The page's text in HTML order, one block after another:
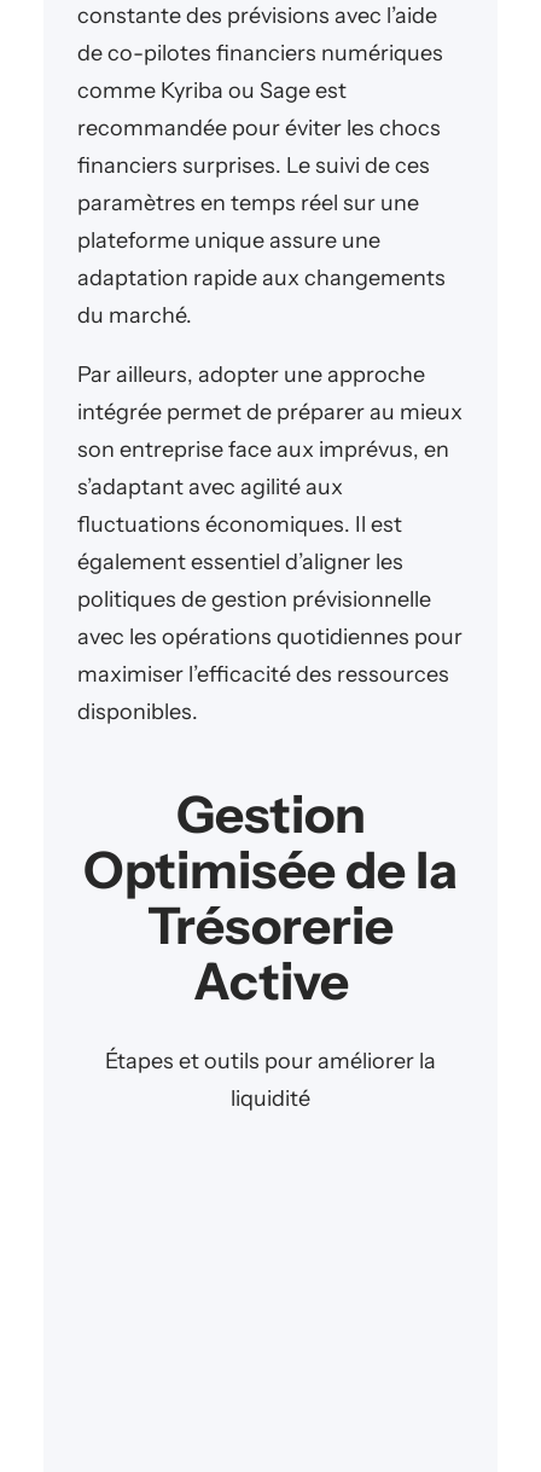
constante des prévisions avec l’aide
de co-pilotes financiers numériques
comme Kyriba ou Sage est
recommandée pour éviter les chocs
financiers surprises. Le suivi de ces
paramètres en temps réel sur une
plateforme unique assure une
adaptation rapide aux changements
du marché.
Par ailleurs, adopter une approche
intégrée permet de préparer au mieux
son entreprise face aux imprévus, en
s’adaptant avec agilité aux
fluctuations économiques. Il est
également essentiel d’aligner les
politiques de gestion prévisionnelle
avec les opérations quotidiennes pour
maximiser l’efficacité des ressources
disponibles.
Gestion
Optimisée de la
Trésorerie
Active
Étapes et outils pour améliorer la
liquidité